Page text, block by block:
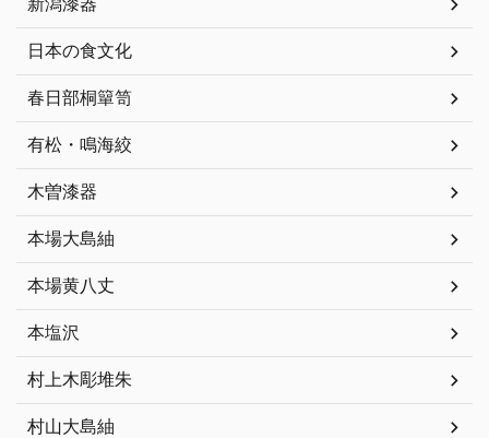
日本の食文化
春日部桐簞笥
有松・鳴海絞
木曽漆器
本場大島紬
本場黄八丈
本塩沢
村上木彫堆朱
村山大島紬